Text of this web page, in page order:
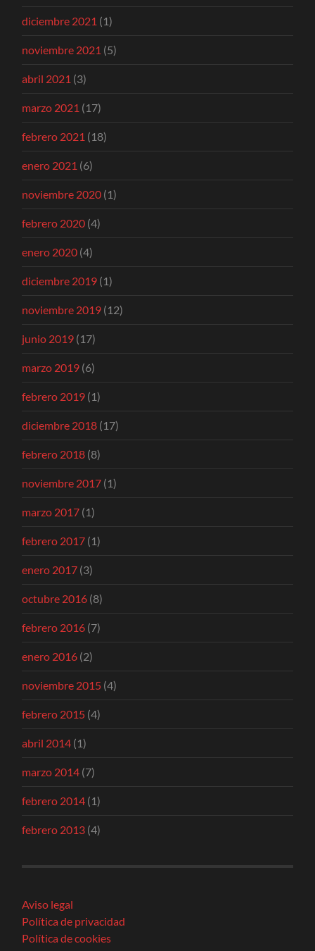
diciembre 2021 (1)
noviembre 2021 (5)
abril 2021 (3)
marzo 2021 (17)
febrero 2021 (18)
enero 2021 (6)
noviembre 2020 (1)
febrero 2020 (4)
enero 2020 (4)
diciembre 2019 (1)
noviembre 2019 (12)
junio 2019 (17)
marzo 2019 (6)
febrero 2019 (1)
diciembre 2018 (17)
febrero 2018 (8)
noviembre 2017 (1)
marzo 2017 (1)
febrero 2017 (1)
enero 2017 (3)
octubre 2016 (8)
febrero 2016 (7)
enero 2016 (2)
noviembre 2015 (4)
febrero 2015 (4)
abril 2014 (1)
marzo 2014 (7)
febrero 2014 (1)
febrero 2013 (4)
Aviso legal
Política de privacidad
Política de cookies